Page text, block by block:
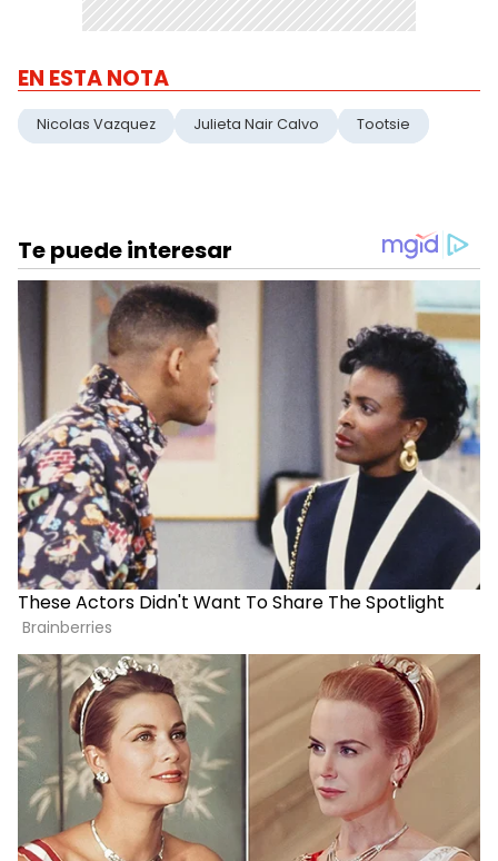
EN ESTA NOTA
Nicolas Vazquez Julieta Nair Calvo Tootsie